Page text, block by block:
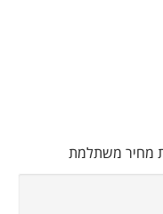
מחיר משתלמת